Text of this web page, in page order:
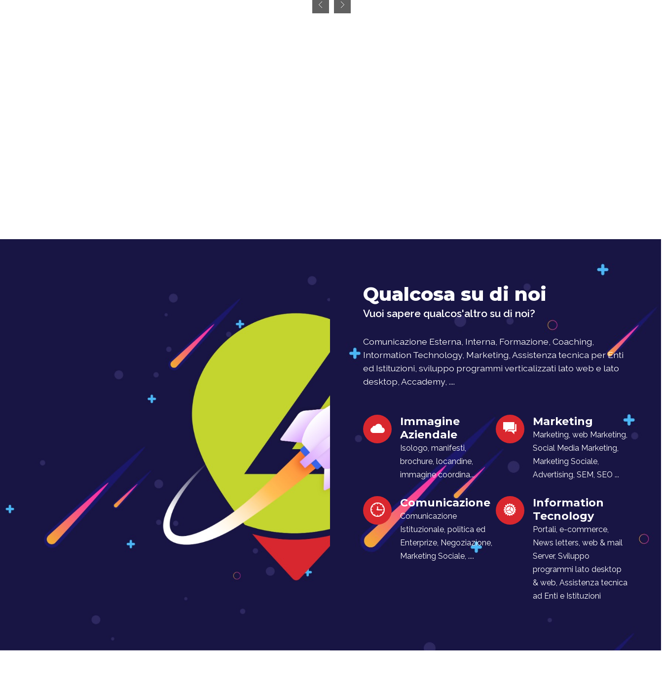
Qualcosa su di noi
Vuoi sapere qualcos'altro su di noi?
Comunicazione Esterna, Interna, Formazione, Coaching,
Intormation Technology, Marketing, Assistenza tecnica per Enti
ed Istituzioni, sviluppo programmi verticalizzati lato web e lato
desktop, Accademy, ....
Immagine
Aziendale
Isologo, manifesti,
brochure, locandine,
immagine coordina...
Marketing
Marketing, web Marketing,
Social Media Marketing,
Marketing Sociale,
Advertising, SEM, SEO ...
Comunicazione
Comunicazione
Istituzionale, politica ed
Enterprize, Negoziazione,
Marketing Sociale, ....
Information
Tecnology
Portali, e-commerce,
News letters, web & mail
Server, Sviluppo
programmi lato desktop
& web, Assistenza tecnica
ad Enti e Istituzioni